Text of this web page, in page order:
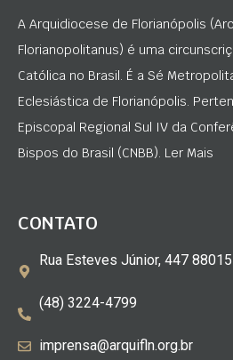
A Arquidiocese de Florianópolis
Florianopolitanus) é uma
Católica no Brasil. É a Sé
Eclesiástica de Florianópolis.
Episcopal Regional Sul IV da
Bispos do Brasil (CNBB). Ler Mais
CONTATO
Rua Esteves Júnior, 447
(48) 3224-4799
imprensa@arquifln.org.br